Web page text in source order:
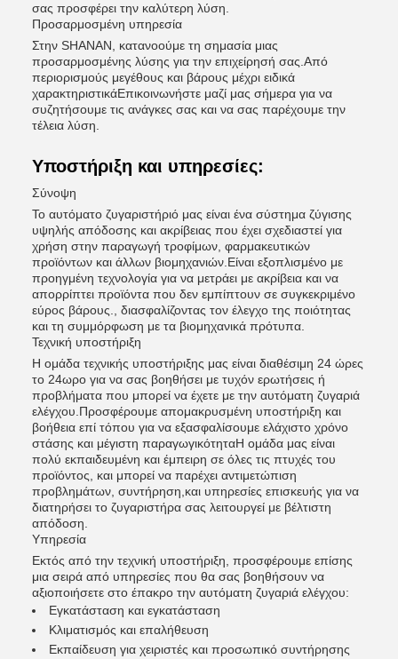
σας προσφέρει την καλύτερη λύση.
Προσαρμοσμένη υπηρεσία
Στην SHANAN, κατανοούμε τη σημασία μιας
προσαρμοσμένης λύσης για την επιχείρησή σας.Από
περιορισμούς μεγέθους και βάρους μέχρι ειδικά
χαρακτηριστικάΕπικοινωνήστε μαζί μας σήμερα για να
συζητήσουμε τις ανάγκες σας και να σας παρέχουμε την
τέλεια λύση.
Υποστήριξη και υπηρεσίες:
Σύνοψη
Το αυτόματο ζυγαριστήριό μας είναι ένα σύστημα ζύγισης
υψηλής απόδοσης και ακρίβειας που έχει σχεδιαστεί για
χρήση στην παραγωγή τροφίμων, φαρμακευτικών
προϊόντων και άλλων βιομηχανιών.Είναι εξοπλισμένο με
προηγμένη τεχνολογία για να μετράει με ακρίβεια και να
απορρίπτει προϊόντα που δεν εμπίπτουν σε συγκεκριμένο
εύρος βάρους., διασφαλίζοντας τον έλεγχο της ποιότητας
και τη συμμόρφωση με τα βιομηχανικά πρότυπα.
Τεχνική υποστήριξη
Η ομάδα τεχνικής υποστήριξης μας είναι διαθέσιμη 24 ώρες
το 24ωρο για να σας βοηθήσει με τυχόν ερωτήσεις ή
προβλήματα που μπορεί να έχετε με την αυτόματη ζυγαριά
ελέγχου.Προσφέρουμε απομακρυσμένη υποστήριξη και
βοήθεια επί τόπου για να εξασφαλίσουμε ελάχιστο χρόνο
στάσης και μέγιστη παραγωγικότηταΗ ομάδα μας είναι
πολύ εκπαιδευμένη και έμπειρη σε όλες τις πτυχές του
προϊόντος, και μπορεί να παρέχει αντιμετώπιση
προβλημάτων, συντήρηση,και υπηρεσίες επισκευής για να
διατηρήσει το ζυγαριστήρα σας λειτουργεί με βέλτιστη
απόδοση.
Υπηρεσία
Εκτός από την τεχνική υποστήριξη, προσφέρουμε επίσης
μια σειρά από υπηρεσίες που θα σας βοηθήσουν να
αξιοποιήσετε στο έπακρο την αυτόματη ζυγαριά ελέγχου:
Εγκατάσταση και εγκατάσταση
Κλιματισμός και επαλήθευση
Εκπαίδευση για χειριστές και προσωπικό συντήρησης